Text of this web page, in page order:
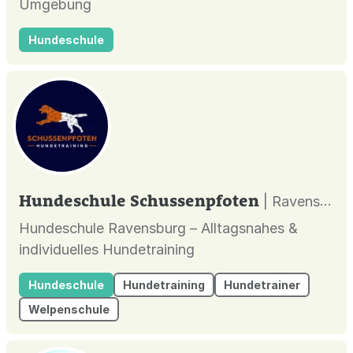
Umgebung
Hundeschule
Hundeschule Schussenpfoten
| Ravensburg |
Hundeschule Ravensburg – Alltagsnahes &
individuelles Hundetraining
Hundeschule Hundetraining
Hundetrainer
Welpenschule